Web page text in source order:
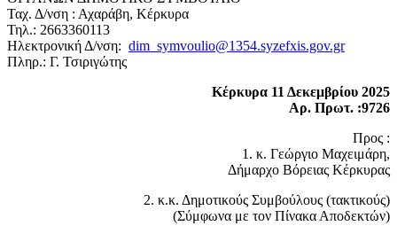
Ταχ. Δ/νση : Αχαράβη, Κέρκυρα
Τηλ.: 2663360113
Ηλεκτρονική Δ/νση: dim_symvoulio@1354.syzefxis.gov.gr
Πληρ.: Γ. Τσιριγώτης
Κέρκυρα 11 Δεκεμβρίου 2025
Αρ. Πρωτ. :9726
Προς :
1. κ. Γεώργιο Μαχειμάρη,
Δήμαρχο Βόρειας Κέρκυρας
2. κ.κ. Δημοτικούς Συμβούλους (τακτικούς)
(Σύμφωνα με τον Πίνακα Αποδεκτών)